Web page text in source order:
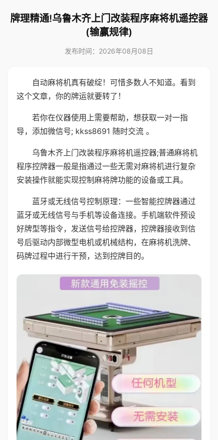
牌理精通!乌鲁木齐上门改装程序麻将机遥控器
(输赢规律)
发布时间：2026年08月08日
自动麻将机真有破绽！可惜多数人不知道。看到
这个文章，你的牌运就要转了！
若你在仪器使用上需要帮助，想获取一对一指
导，添加微信号; kkss8691 随时交流 。
乌鲁木齐上门改装程序麻将机遥控器;普通麻将机
程序控牌器一般是指通过一些无需对麻将机进行复杂
安装操作就能实现控制麻将牌功能的设备或工具。
蓝牙或无线信号控制原理：一些智能控牌器通过
蓝牙或无线信号与手机等设备连接。手机端软件预设
好牌型等指令，发送信号给控牌器，控牌器接收到信
号后驱动内部微型电机或机械结构，在麻将机洗牌、
码牌过程中进行干预，达到控牌目的。